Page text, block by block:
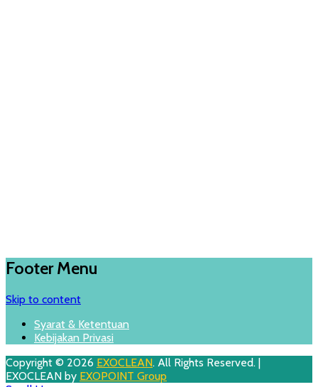
Footer Menu
Skip to content
Syarat & Ketentuan
Kebijakan Privasi
Copyright © 2026 EXOCLEAN. All Rights Reserved. |
EXOCLEAN by EXOPOINT Group